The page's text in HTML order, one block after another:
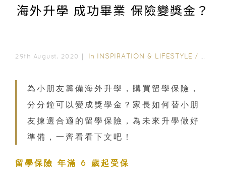
海外升學 成功畢業 保險變獎金？
29th August, 2020｜ In INSPIRATION & LIFESTYLE /
為小朋友籌備海外升學，購買留學保險，
分分鐘可以變成獎學金？家長如何替小朋
友揀選合適的留學保險，為未來升學做好
準備，一齊看看下文吧！
留學保險 年滿 6 歲起受保